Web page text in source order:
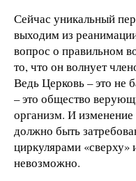
Сейчас уникальный
выходим из
вопрос о правильном
то, что он волнует
Ведь Церковь – это не
– это общество
организм. И
должно быть
циркулярами «сверху»
невозможно.